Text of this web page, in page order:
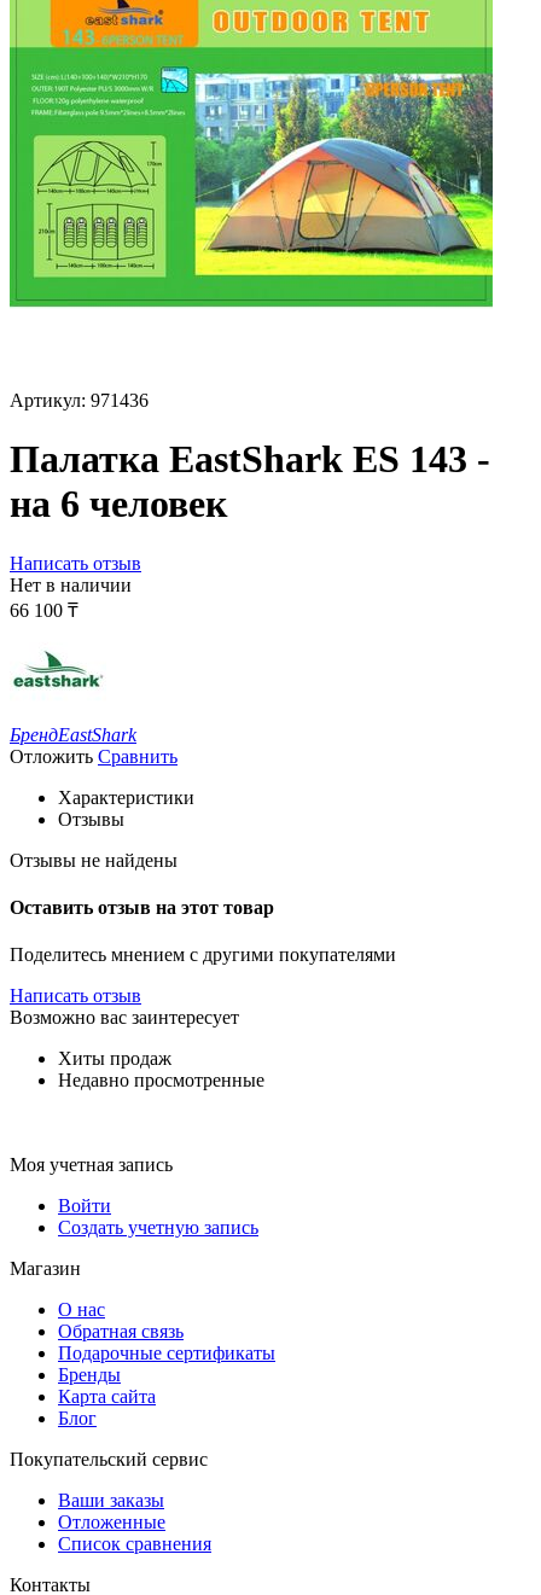
Артикул: 971436
Палатка EastShark ES 143 -
на 6 человек
Написать отзыв
Нет в наличии
66 100 ₸
БрендEastShark
Отложить Сравнить
Характеристики
Отзывы
Отзывы не найдены
Оставить отзыв на этот товар
Поделитесь мнением с другими покупателями
Написать отзыв
Возможно вас заинтересует
Хиты продаж
Недавно просмотренные
Моя учетная запись
Войти
Создать учетную запись
Магазин
О нас
Обратная связь
Подарочные сертификаты
Бренды
Карта сайта
Блог
Покупательский сервис
Ваши заказы
Отложенные
Список сравнения
Контакты